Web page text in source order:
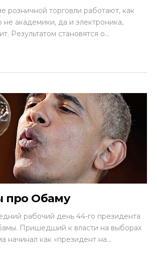
розничной торговли работают, как
не академики, да и электроника,
Результатом становятся о...
про Обаму
рабочий день 44-го президента
Пришедший к власти на выборах
начинал как «президент на...